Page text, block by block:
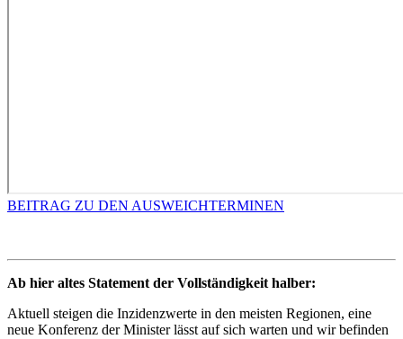
BEITRAG ZU DEN AUSWEICHTERMINEN
Ab hier altes Statement der Vollständigkeit halber:
Aktuell steigen die Inzidenzwerte in den meisten Regionen, eine
neue Konferenz der Minister lässt auf sich warten und wir befinden